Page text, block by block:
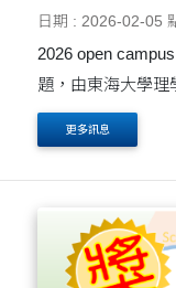
日期 : 2026-02-05
2026 open
題，由東海大學
系、智慧計算暨應
豐富多元的科學學
元，包括無....
更多訊息